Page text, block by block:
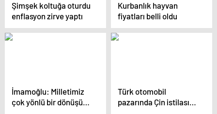
Şimşek koltuğa oturdu
enflasyon zirve yaptı
Kurbanlık hayvan
fiyatları belli oldu
İmamoğlu: Milletimiz
çok yönlü bir dönüşüm
Türk otomobil
pazarında Çin istilası